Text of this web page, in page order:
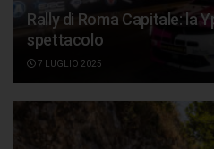
Rally di Roma Capitale: la
spettacolo
7 LUGLIO 2025